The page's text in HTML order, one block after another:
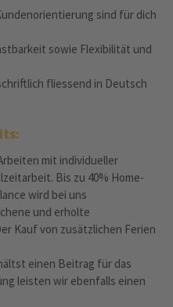
sind für dich
sowie Flexibilität und
fliessend in Deutsch
mit individueller
Bis zu 40% Home-
wird bei uns
und erholte
Kauf von zusätzlichen Ferien
einen Beitrag für das
leisten wir ebenfalls einen